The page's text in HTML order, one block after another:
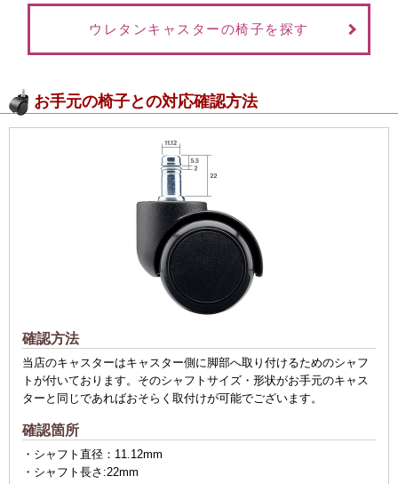
ウレタンキャスターの椅子を探す
お手元の椅子との対応確認方法
確認方法
当店のキャスターはキャスター側に脚部へ取り付けるためのシャフ
トが付いております。そのシャフトサイズ・形状がお手元のキャス
ターと同じであればおそらく取付けが可能でございます。
確認箇所
・シャフト直径：11.12mm
・シャフト長さ:22mm